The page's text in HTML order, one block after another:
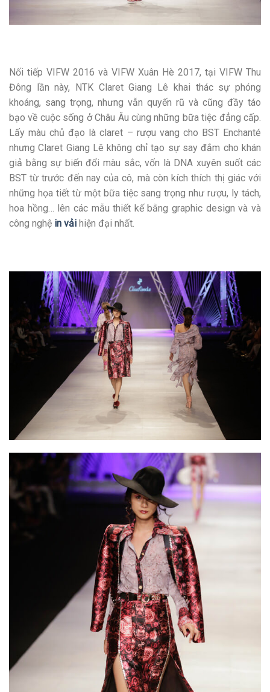
Nối tiếp VIFW 2016 và VIFW Xuân Hè 2017, tại VIFW Thu
Đông lần này, NTK Claret Giang Lê khai thác sự phóng
khoáng, sang trọng, nhưng vẫn quyến rũ và cũng đầy táo
bạo về cuộc sống ở Châu Âu cùng những bữa tiệc đẳng cấp.
Lấy màu chủ đạo là claret – rượu vang cho BST Enchanté
nhưng Claret Giang Lê không chỉ tạo sự say đắm cho khán
giả bằng sự biến đổi màu sắc, vốn là DNA xuyên suốt các
BST từ trước đến nay của cô, mà còn kích thích thị giác với
những họa tiết từ một bữa tiệc sang trọng như rượu, ly tách,
hoa hồng… lên các mẫu thiết kế bằng graphic design và và
công nghệ in vải hiện đại nhất.